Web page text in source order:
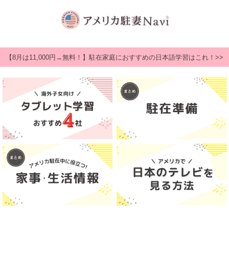
【8月は11,000円→無料！】駐在家庭におすすめの日本語学習はこれ！>>